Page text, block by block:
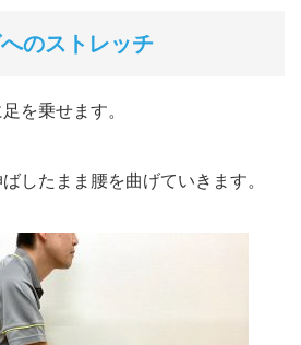
のストレッチ
を乗せます。
したまま腰を曲げていきます。